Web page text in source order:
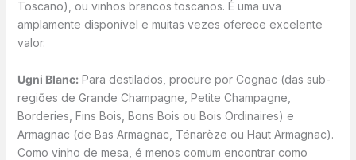
Toscano), ou vinhos brancos toscanos. É uma uva
amplamente disponível e muitas vezes oferece excelente
valor.
Ugni Blanc:Para destilados, procure por Cognac (das sub-
regiões de Grande Champagne, Petite Champagne,
Borderies, Fins Bois, Bons Bois ou Bois Ordinaires) e
Armagnac (de Bas Armagnac, Ténarèze ou Haut Armagnac).
Como vinho de mesa, é menos comum encontrar como